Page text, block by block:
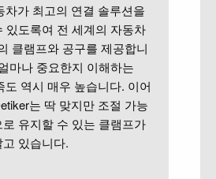
차가 최고의 연결 솔루션을
있도록여 전 세계의 자동차
클램프와 공구를 제공합니
마나 중요한지 이해하는
역시 매우 높습니다. 이어
는 딱 맞지만 조절 가능
유지할 수 있는 클램프가
있습니다.